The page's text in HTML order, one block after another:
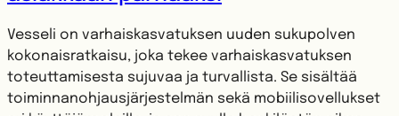
Vesseli on varhaiskasvatuksen uuden sukupolven
kokonaisratkaisu, joka tekee varhaiskasvatuksen
toteuttamisesta sujuvaa ja turvallista. Se sisältää
toiminnanohjausjärjestelmän sekä mobiilisovellukset